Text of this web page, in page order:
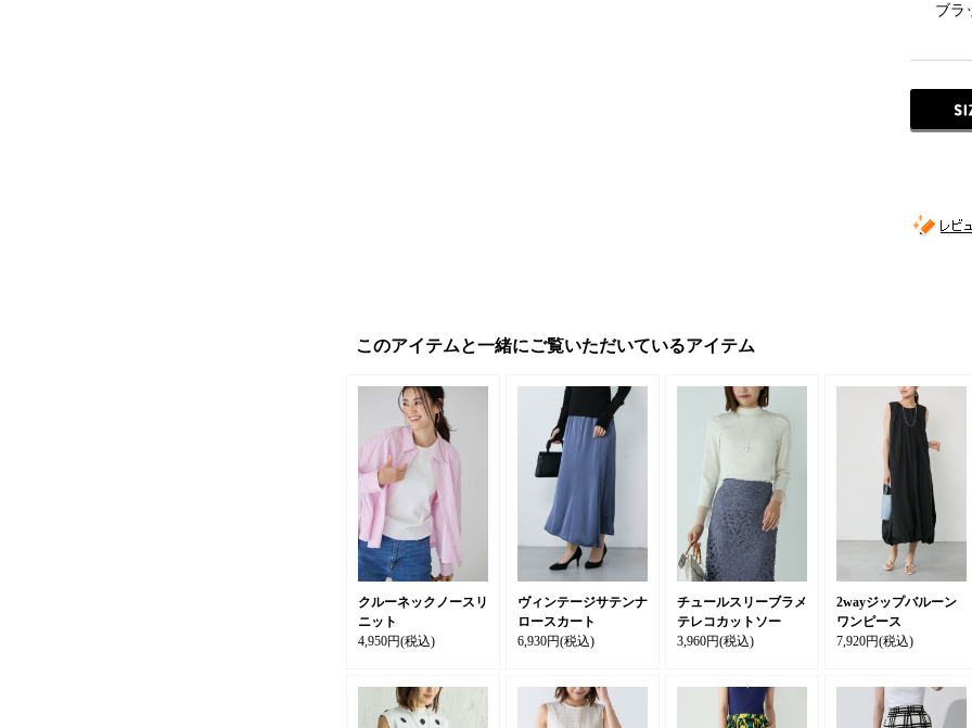
ブラ
このアイテムと一緒にご覧いただいているアイテム
クルーネックノースリ
ニット
4,950円(税込)
ヴィンテージサテンナ
ロースカート
6,930円(税込)
チュールスリーブラメ
テレコカットソー
3,960円(税込)
2wayジップバルーン
ワンピース
7,920円(税込)